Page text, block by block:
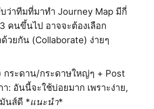
ว่าทีมที่มาทำ Journey Map มีกี่
คนขึ้นไป อาจจะต้องเลือก
วยกัน (Collaborate) ง่ายๆ
กระดาน/กระดาษใหญ่ๆ + Post
: อันนี้จะใช้บ่อยมาก เพราะง่าย,
มันส์ดี *แนะนำ*